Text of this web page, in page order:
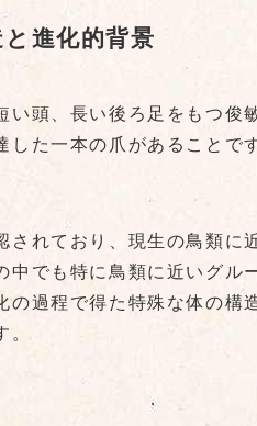
進化的背景
頭、長い後ろ足をもつ俊
た一本の爪があることで
されており、現生の鳥類に
でも特に鳥類に近いグル
過程で得た特殊な体の構
。